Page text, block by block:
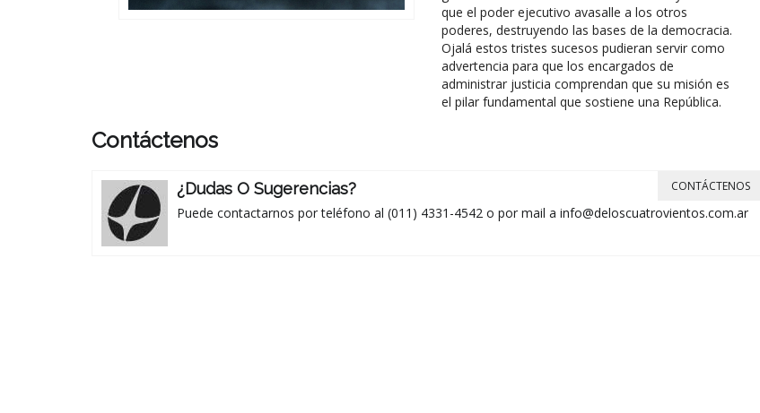
que el poder ejecutivo avasalle a los otros
poderes, destruyendo las bases de la democracia.
Ojalá estos tristes sucesos pudieran servir como
advertencia para que los encargados de
administrar justicia comprendan que su misión es
el pilar fundamental que sostiene una República.
Contáctenos
¿Dudas O Sugerencias?
Puede contactarnos por teléfono al (011) 4331-4542 o por mail a info@deloscuatrovientos.com.ar
CONTÁCTENOS